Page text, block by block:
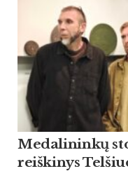
Medalininkų
reiškinys